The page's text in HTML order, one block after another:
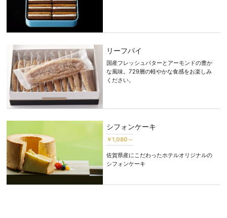
リーフパイ
国産フレッシュバターとアーモンドの豊か
な風味。729層の軽やかな食感をお楽しみ
ください。
シフォンケーキ
￥1,080～
佐賀県産にこだわったホテルオリジナルの
シフォンケーキ